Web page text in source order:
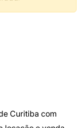
Curitiba com